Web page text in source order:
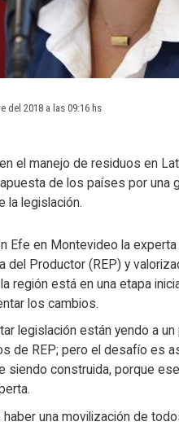
del 2018 a las 09:16 hs
el manejo de residuos en
de los países por una
la legislación.
Efe en Montevideo la
del Productor (REP) y
región está en una etapa
los cambios.
legislación están yendo a
de REP; pero el desafío es
siendo construida, porque
una movilización de